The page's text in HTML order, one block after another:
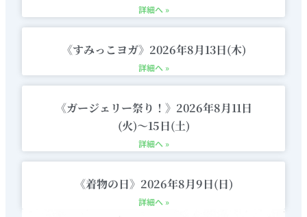
詳細へ »
《すみっこヨガ》2026年8月13日(木)
詳細へ »
《ガージェリー祭り！》2026年8月11日
(火)〜15日(土)
詳細へ »
《着物の日》2026年8月9日(日)
詳細へ »